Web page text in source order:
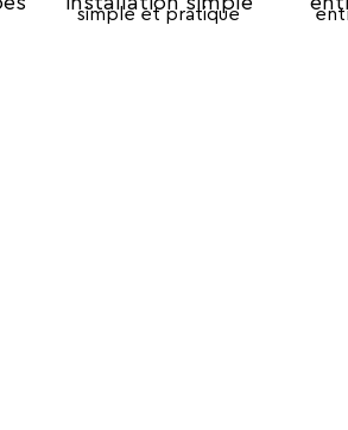
simple et pratique